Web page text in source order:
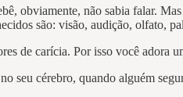
obviamente, não sabia falar.
são: visão, audição, olfato,
de carícia. Por isso você adora
seu cérebro, quando alguém